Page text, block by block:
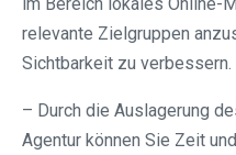
relevante Zielgruppen
Sichtbarkeit zu verbessern.
– Durch die Auslagerung
Agentur können Sie Zeit